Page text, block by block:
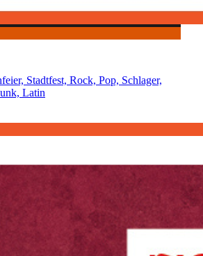
Stadtfest, Rock, Pop, Schlager,
Latin